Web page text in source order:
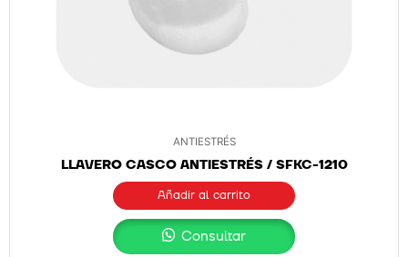
ANTIESTRÉS
LLAVERO CASCO ANTIESTRÉS / SFKC-1210
Añadir al carrito
Consultar